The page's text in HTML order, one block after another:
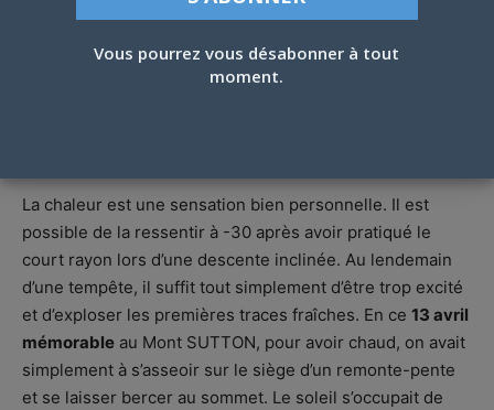
La chaleur est une sensation bien personnelle. Il est
possible de la ressentir à -30 après avoir pratiqué le
court rayon lors d’une descente inclinée. Au lendemain
d’une tempête, il suffit tout simplement d’être trop excité
et d’exploser les premières traces fraîches. En ce 13 avril
mémorable au Mont SUTTON, pour avoir chaud, on avait
simplement à s’asseoir sur le siège d’un remonte-pente
et se laisser bercer au sommet. Le soleil s’occupait de
Vous pourrez vous désabonner à tout
moment.